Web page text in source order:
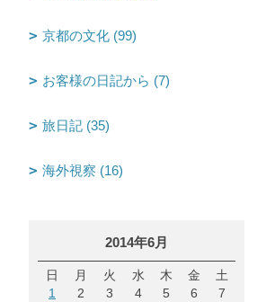
京都の文化 (99)
お客様の日記から (7)
旅日記 (35)
海外視察 (16)
2014年6月
日 月 火 水 木 金
土
1
2 3 4 5 6
7